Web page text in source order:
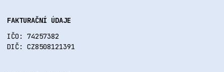
FAKTURAČNÍ ÚDAJE
IČO: 74257382
DIČ: CZ8508121391